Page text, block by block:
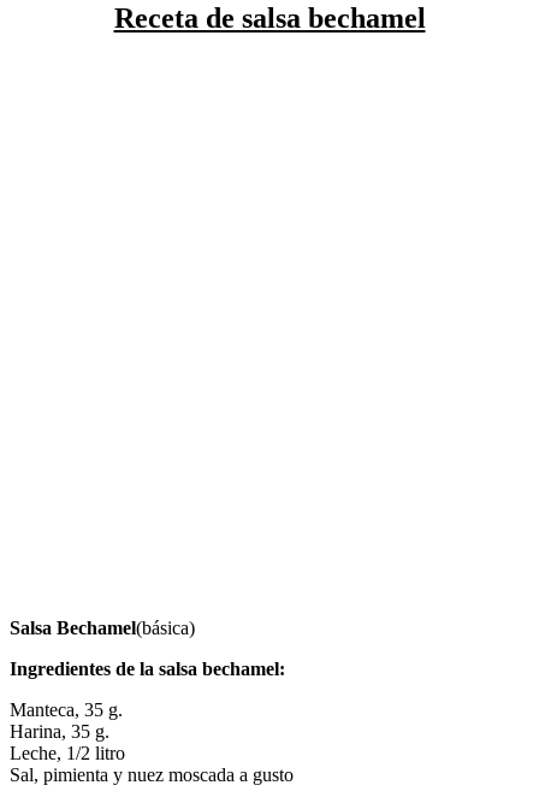
Receta de salsa bechamel
Salsa Bechamel(básica)
Ingredientes de la salsa bechamel:
Manteca, 35 g.
Harina, 35 g.
Leche, 1/2 litro
Sal, pimienta y nuez moscada a gusto